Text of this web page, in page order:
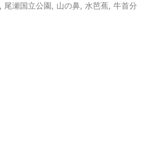
尾瀬国立公園 山の鼻 水芭蕉 牛首分